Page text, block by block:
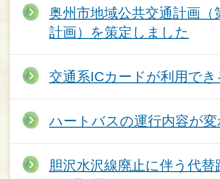
奥州市地域公共交通計画
計画）を策定しました
交通系ICカードが利用で
ハートバスの運行内容が
胆沢水沢線廃止に伴う代